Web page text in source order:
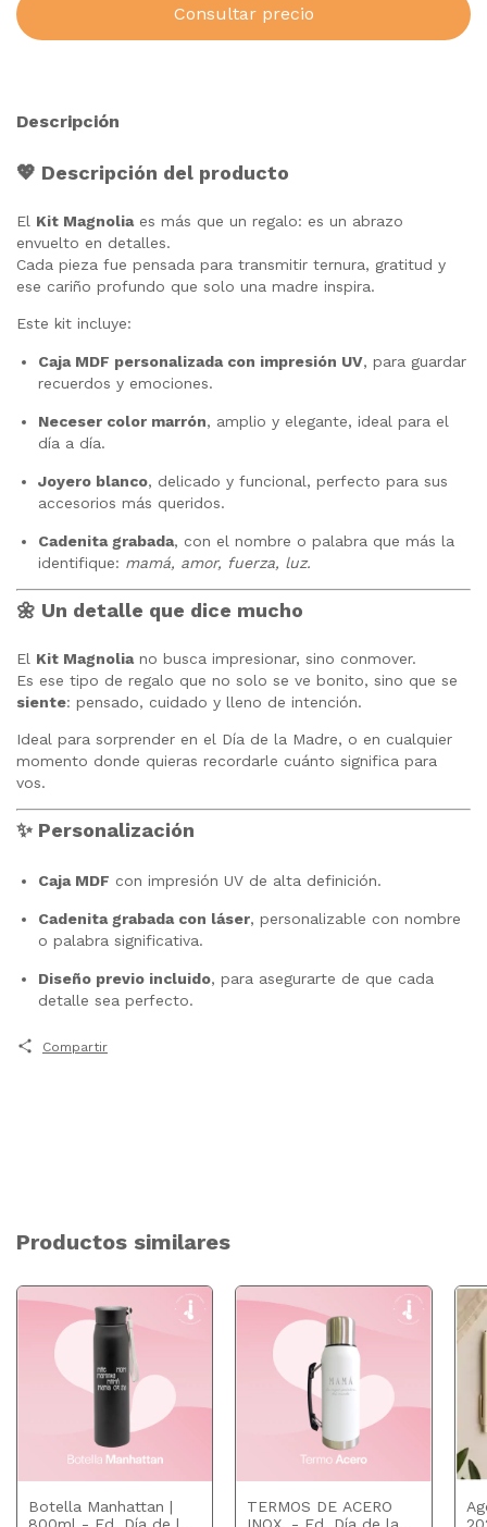
Descripción
💖 Descripción del producto
El Kit Magnoliaes más que un regalo: es un abrazo
envuelto en detalles.
Cada pieza fue pensada para transmitir ternura, gratitud y
ese cariño profundo que solo una madre inspira.
Este kit incluye:
Caja MDF personalizada con impresión UV, para guardar
recuerdos y emociones.
Neceser color marrón, amplio y elegante, ideal para el
día a día.
Joyero blanco, delicado y funcional, perfecto para sus
accesorios más queridos.
Cadenita grabada, con el nombre o palabra que más la
identifique: mamá, amor, fuerza, luz.
🌼 Un detalle que dice mucho
El Kit Magnoliano busca impresionar, sino conmover.
Es ese tipo de regalo que no solo se ve bonito, sino que se
siente: pensado, cuidado y lleno de intención.
Ideal para sorprender en el Día de la Madre, o en cualquier
momento donde quieras recordarle cuánto significa para
vos.
✨ Personalización
Caja MDF con impresión UV de alta definición.
Cadenita grabada con láser, personalizable con nombre
o palabra significativa.
Diseño previo incluido, para asegurarte de que cada
detalle sea perfecto.
Compartir
Productos similares
Botella Manhattan |
TERMOS DE ACERO